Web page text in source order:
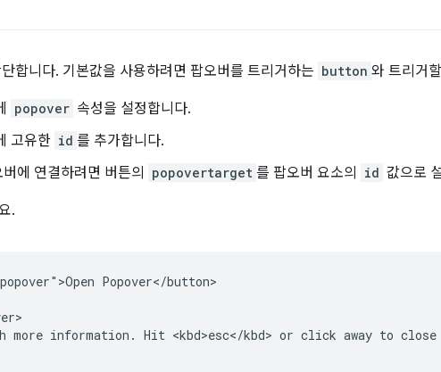
합니다. 기본값을 사용하려면 팝오버를 트리거하는 button 와 트리거
popover 속성을 설정합니다.
고유한 id 를 추가합니다.
에 연결하려면 버튼의
popovertarget 를 팝오버 요소의 id 값으로
.
Popover</button>
more information. Hit <kbd>esc</kbd> or click away to close